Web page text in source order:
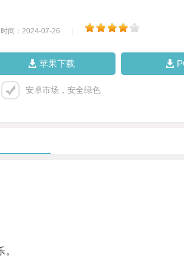
时间：2024-07-26
苹果下载
安卓市场，安全绿色